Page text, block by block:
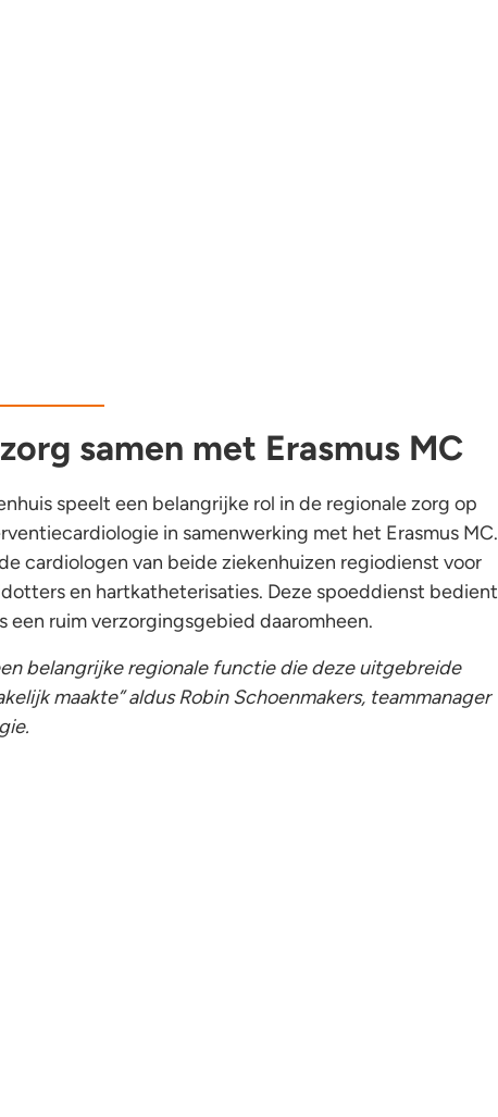
samen met Erasmus MC
speelt een belangrijke rol in de regionale zorg op
in samenwerking met het Erasmus MC.
cardiologen van beide ziekenhuizen regiodienst voor
en hartkatheterisaties. Deze spoeddienst bedient
een ruim verzorgingsgebied daaromheen.
belangrijke regionale functie die deze uitgebreide
maakte” aldus Robin Schoenmakers, teammanager